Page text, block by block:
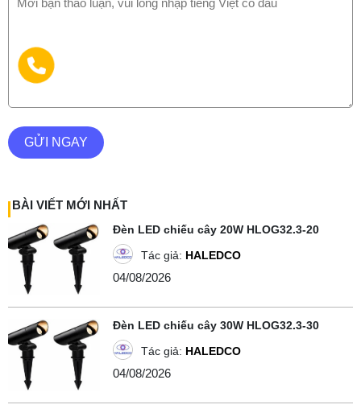
GỬI NGAY
BÀI VIẾT MỚI NHẤT
Đèn LED chiếu cây 20W HLOG32.3-20
Tác giả: HALEDCO
04/08/2026
Đèn LED chiếu cây 30W HLOG32.3-30
Tác giả: HALEDCO
04/08/2026